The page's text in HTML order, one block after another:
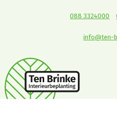
088 3324000
info@ten-